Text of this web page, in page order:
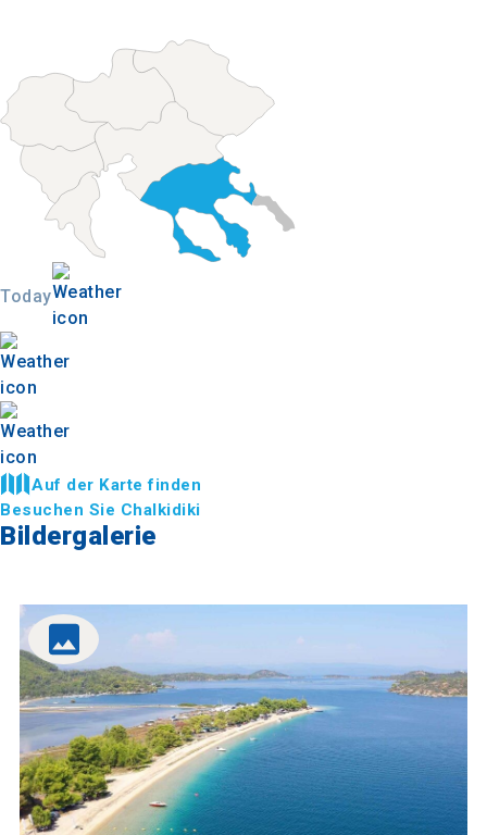
Today
Auf der Karte finden
Besuchen Sie Chalkidiki
Bildergalerie